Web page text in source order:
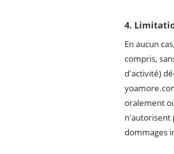
4.
En aucun
compris,
d'activité)
oralement
n'autorisent
dommages